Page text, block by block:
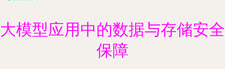
大模型应用中的数据与存储安全
保障